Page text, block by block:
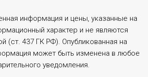
информация и цены, указанные на
характер и не являются
(ст. 437 ГК РФ). Опубликованная на
может быть изменена в любое
уведомления.